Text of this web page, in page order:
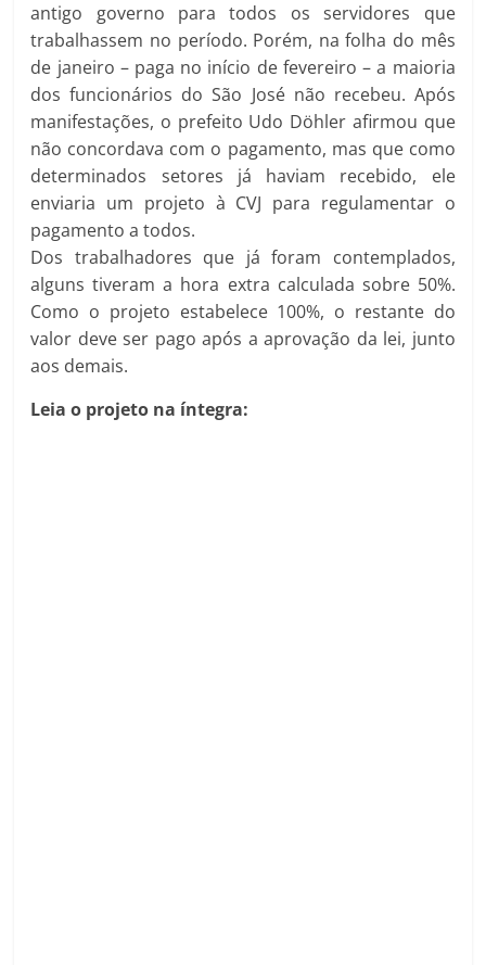
antigo governo para todos os servidores que
trabalhassem no período. Porém, na folha do mês
de janeiro – paga no início de fevereiro – a maioria
dos funcionários do São José não recebeu. Após
manifestações, o prefeito Udo Döhler afirmou que
não concordava com o pagamento, mas que como
determinados setores já haviam recebido, ele
enviaria um projeto à CVJ para regulamentar o
pagamento a todos.
Dos trabalhadores que já foram contemplados,
alguns tiveram a hora extra calculada sobre 50%.
Como o projeto estabelece 100%, o restante do
valor deve ser pago após a aprovação da lei, junto
aos demais.
Leia o projeto na íntegra: